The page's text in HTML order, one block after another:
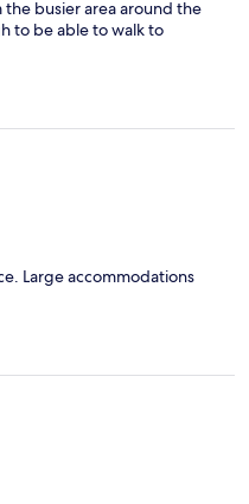
busier area around the
to be able to walk to
Large accommodations